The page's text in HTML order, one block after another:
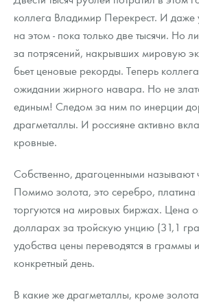
Русская нумизматика
Золотая карманная галерея
Наборы подарочных и коллекционных монет
Монеты и жетоны из недрагоценных металлов
Книги по нумизматике
коллега Владимир Перекрест. И даже
на этом - пока только две тысячи. Но
за потрясений, накрывших мировую
бьет ценовые рекорды. Теперь
ожидании жирного навара. Но не
единым! Следом за ним по инерции
драгметаллы. И россияне активно
кровные.
Собственно, драгоценными называют
Помимо золота, это серебро,
торгуются на мировых биржах. Цена
долларах за тройскую унцию (31,1
удобства цены переводятся в граммы
конкретный день.
В какие же драгметаллы, кроме